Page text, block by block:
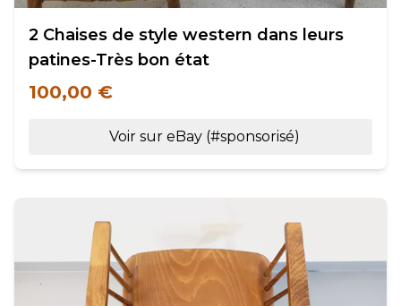
2 Chaises de style western dans leurs
patines-Très bon état
100,00 €
Voir sur eBay (#sponsorisé)